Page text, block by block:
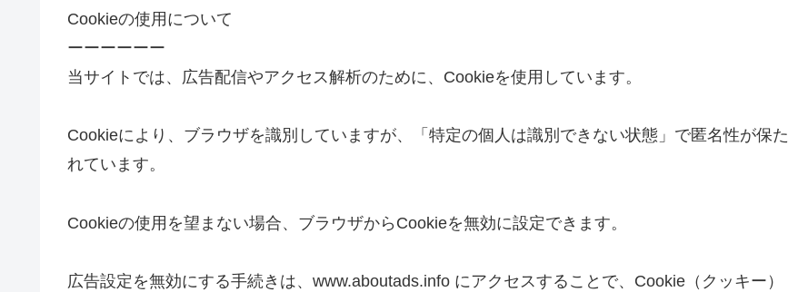
Cookieの使用について
ーーーーーー
当サイトでは、広告配信やアクセス解析のために、Cookieを使用しています。
Cookieにより、ブラウザを識別していますが、「特定の個人は識別できない状態」で匿名性が保た
れています。
Cookieの使用を望まない場合、ブラウザからCookieを無効に設定できます。
広告設定を無効にする手続きは、www.aboutads.info にアクセスすることで、Cookie（クッキー）